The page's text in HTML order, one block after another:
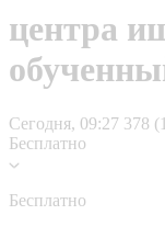
центра
Сегодня, 09:27 378
Бесплатно
Бесплатно